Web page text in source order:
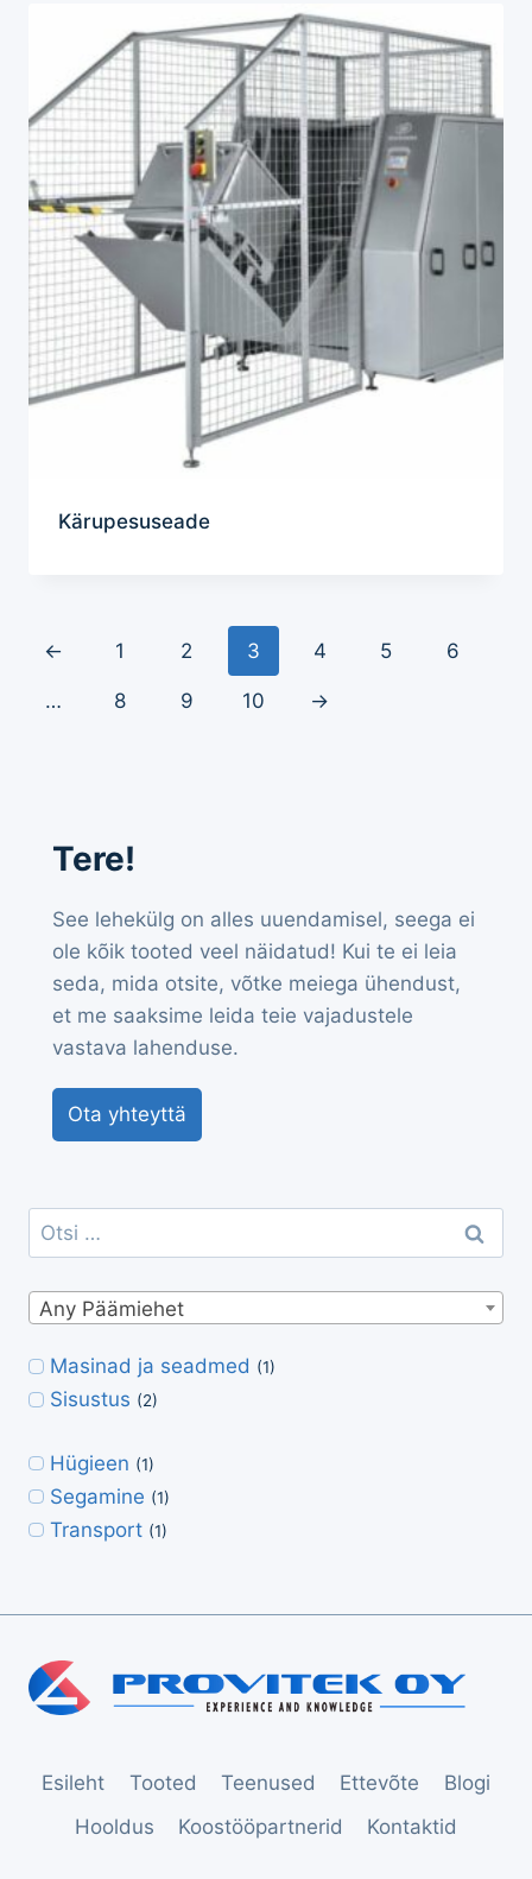
Kärupesuseade
← 1 2 3 4 5 6
… 8 9 10 →
Tere!
See lehekülg on alles uuendamisel, seega ei
ole kõik tooted veel näidatud! Kui te ei leia
seda, mida otsite, võtke meiega ühendust,
et me saaksime leida teie vajadustele
vastava lahenduse.
Ota yhteyttä
Otsi:
Any Päämiehet
Masinad ja seadmed (1)
Sisustus (2)
Hügieen (1)
Segamine (1)
Transport (1)
Esileht Tooted Teenused Ettevõte
Blogi
Hooldus
Koostööpartnerid Kontaktid